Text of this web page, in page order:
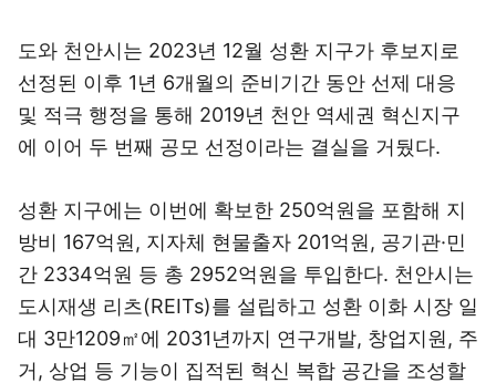
도와 천안시는 2023년 12월 성환 지구가 후보지로
선정된 이후 1년 6개월의 준비기간 동안 선제 대응
및 적극 행정을 통해 2019년 천안 역세권 혁신지구
에 이어 두 번째 공모 선정이라는 결실을 거뒀다.
성환 지구에는 이번에 확보한 250억원을 포함해 지
방비 167억원, 지자체 현물출자 201억원, 공기관·민
간 2334억원 등 총 2952억원을 투입한다. 천안시는
도시재생 리츠(REITs)를 설립하고 성환 이화 시장 일
대 3만1209㎡에 2031년까지 연구개발, 창업지원, 주
거, 상업 등 기능이 집적된 혁신 복합 공간을 조성할